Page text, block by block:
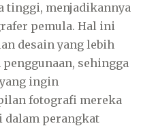
tinggi, menjadikannya
pemula. Hal ini
desain yang lebih
sehingga
ingin
fotografi mereka
dalam perangkat